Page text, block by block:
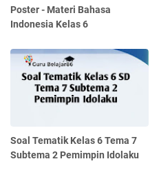
Poster - Materi Bahasa
Indonesia Kelas 6
Soal Tematik Kelas 6 Tema 7
Subtema 2 Pemimpin Idolaku